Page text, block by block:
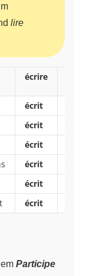
lire
écrire
écrit
écrit
écrit
écrit
écrit
écrit
Participe